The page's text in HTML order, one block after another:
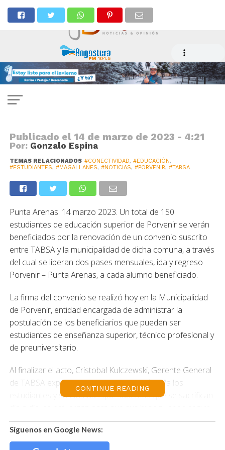
NOTICIAS
Tabsa apoya a estudiantes de
Porvenir
Publicado el 14 de marzo de 2023 - 4:21
Por: Gonzalo Espina
TEMAS RELACIONADOS #CONECTIVIDAD, #EDUCACIÓN,
#ESTUDIANTES, #MAGALLANES, #NOTICIAS, #PORVENIR, #TABSA
Punta Arenas. 14 marzo 2023. Un total de 150
estudiantes de educación superior de Porvenir se verán
beneficiados por la renovación de un convenio suscrito
entre TABSA y la municipalidad de dicha comuna, a través
del cual se liberan dos pases mensuales, ida y regreso
Porvenir – Punta Arenas, a cada alumno beneficiado.
La firma del convenio se realizó hoy en la Municipalidad
de Porvenir, entidad encargada de administrar la
postulación de los beneficiarios que pueden ser
estudiantes de enseñanza superior, técnico profesional y
de preuniversitario.
Al finalizar el acto, Cristobal Kulczewski, Gerente General
de TABSA explicó que este es un beneficio “a los
estudiantes y sus familias que sabemos que se sacrifican
estudiando y capacitándose profesionalmente, por lo
tanto, hemos querido apoyar con estos pases liberados
para 150 estudiantes que ocupan el servicio Porvenir –
CONTINUE READING
Síguenos en Google News: